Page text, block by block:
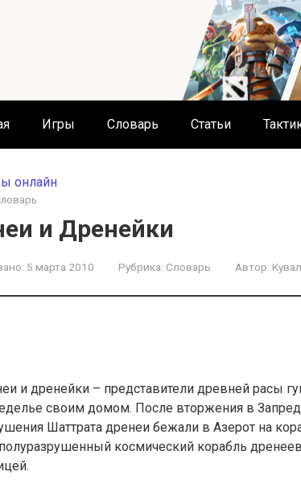
Игры Словарь Статьи
и Дренейки
5 марта 2010 Рубрика: Словарь Автор:
и дренейки – представители древней расы
своим домом. После вторжения в
Шаттрата дренеи бежали в Азерот на
космический корабль